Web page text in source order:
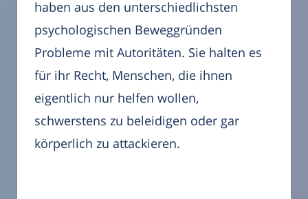
haben aus den unterschiedlichsten
psychologischen Beweggründen
Probleme mit Autoritäten. Sie halten es
für ihr Recht, Menschen, die ihnen
eigentlich nur helfen wollen,
schwerstens zu beleidigen oder gar
körperlich zu attackieren.